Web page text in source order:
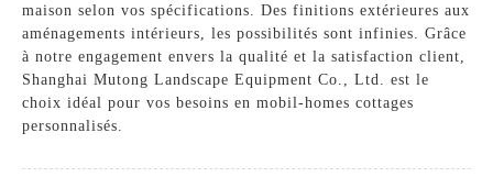
maison selon vos spécifications. Des finitions extérieures aux
aménagements intérieurs, les possibilités sont infinies. Grâce
à notre engagement envers la qualité et la satisfaction client,
Shanghai Mutong Landscape Equipment Co., Ltd. est le
choix idéal pour vos besoins en mobil-homes cottages
personnalisés.